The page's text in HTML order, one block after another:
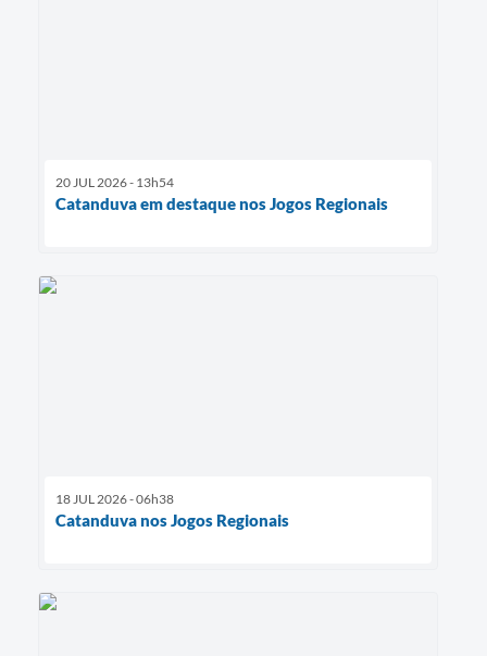
20 JUL 2026 - 13h54
Catanduva em destaque nos Jogos Regionais
18 JUL 2026 - 06h38
Catanduva nos Jogos Regionais